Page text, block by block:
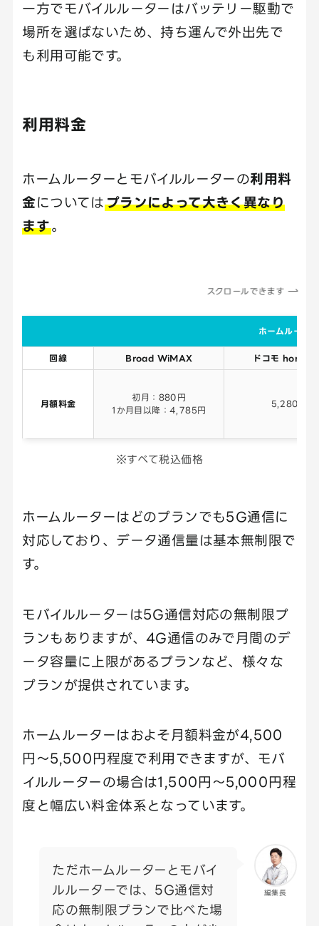
一方でモバイルルーターはバッテリー駆動で
場所を選ばないため、持ち運んで外出先で
も利用可能です。
利用料金
ホームルーターとモバイルルーターの利用料
金についてはプランによって大きく異なり
ます。
スクロールできます
ホームルーター
回線 Broad WiMAX ドコモ home
月額料金
初月：880円
1か月目以降：4,785円
5,280円
※すべて税込価格
ホームルーターはどのプランでも5G通信に
対応しており、データ通信量は基本無制限で
す。
モバイルルーターは5G通信対応の無制限プ
ランもありますが、4G通信のみで月間のデ
ータ容量に上限があるプランなど、様々な
プランが提供されています。
ホームルーターはおよそ月額料金が4,500
円～5,500円程度で利用できますが、モバ
イルルーターの場合は1,500円～5,000円程
度と幅広い料金体系となっています。
編集長
ただホームルーターとモバイ
ルルーターでは、5G通信対
応の無制限プランで比べた場